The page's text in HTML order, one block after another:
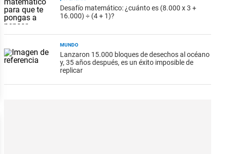
Desafío matemático: ¿cuánto es (8.000 x 3 +
16.000) ÷ (4 + 1)?
MUNDO
Lanzaron 15.000 bloques de desechos al océano
y, 35 años después, es un éxito imposible de
replicar